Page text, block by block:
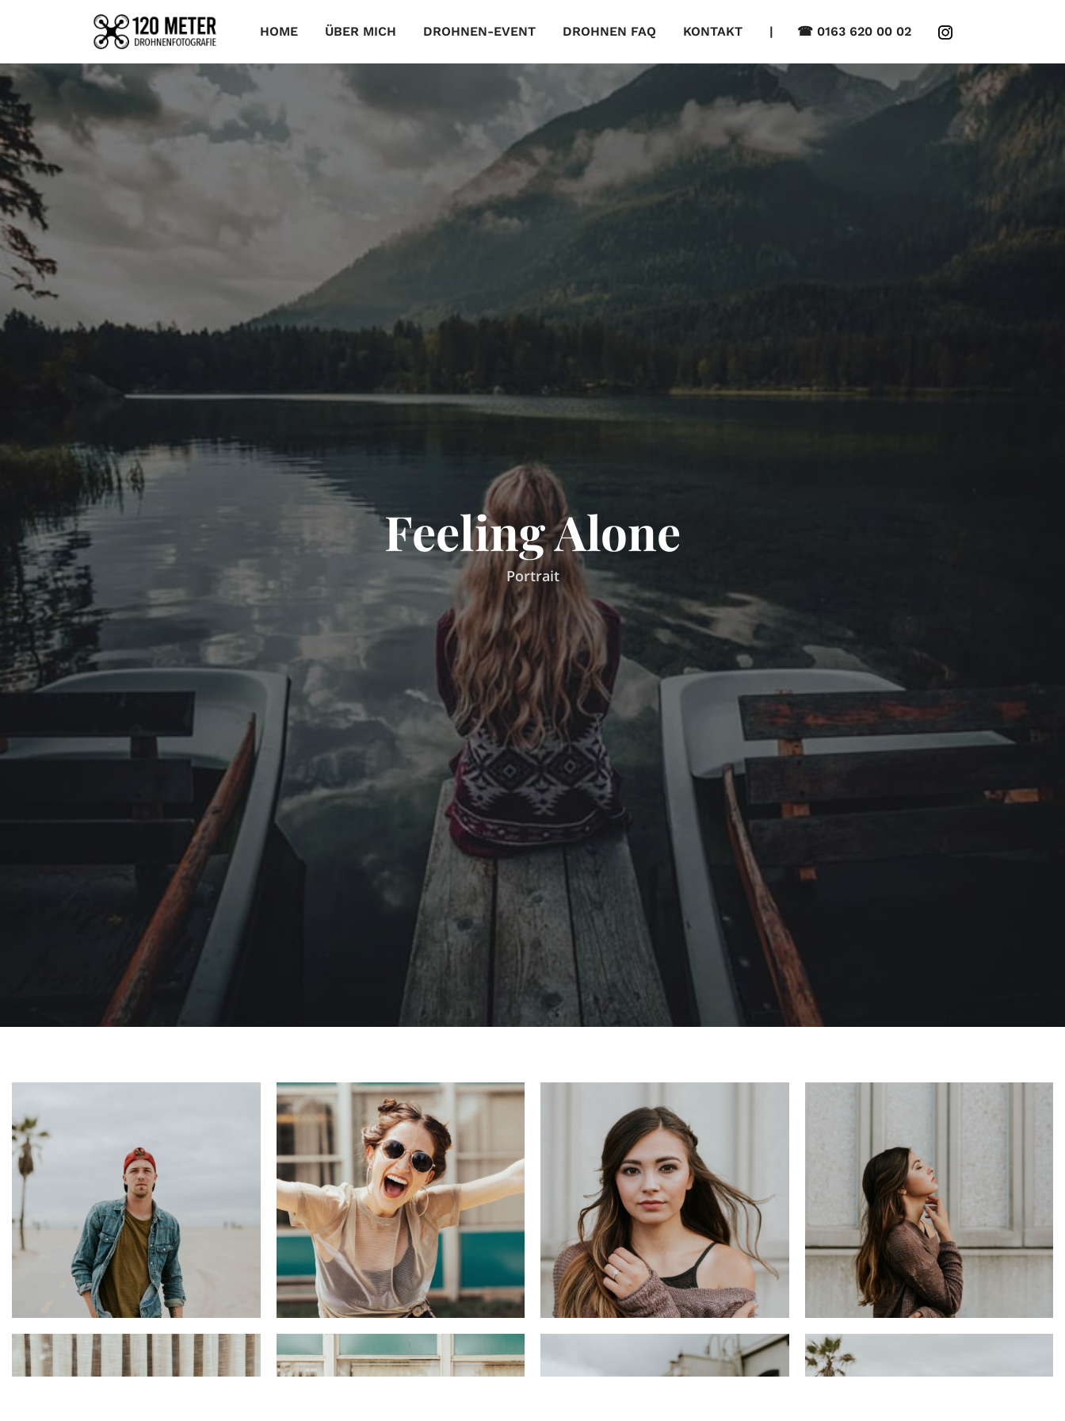
HOME ÜBER MICH DROHNEN-EVENT DROHNEN FAQ KONTAKT | ☎ 0163 620 00 02
Feeling Alone
Portrait